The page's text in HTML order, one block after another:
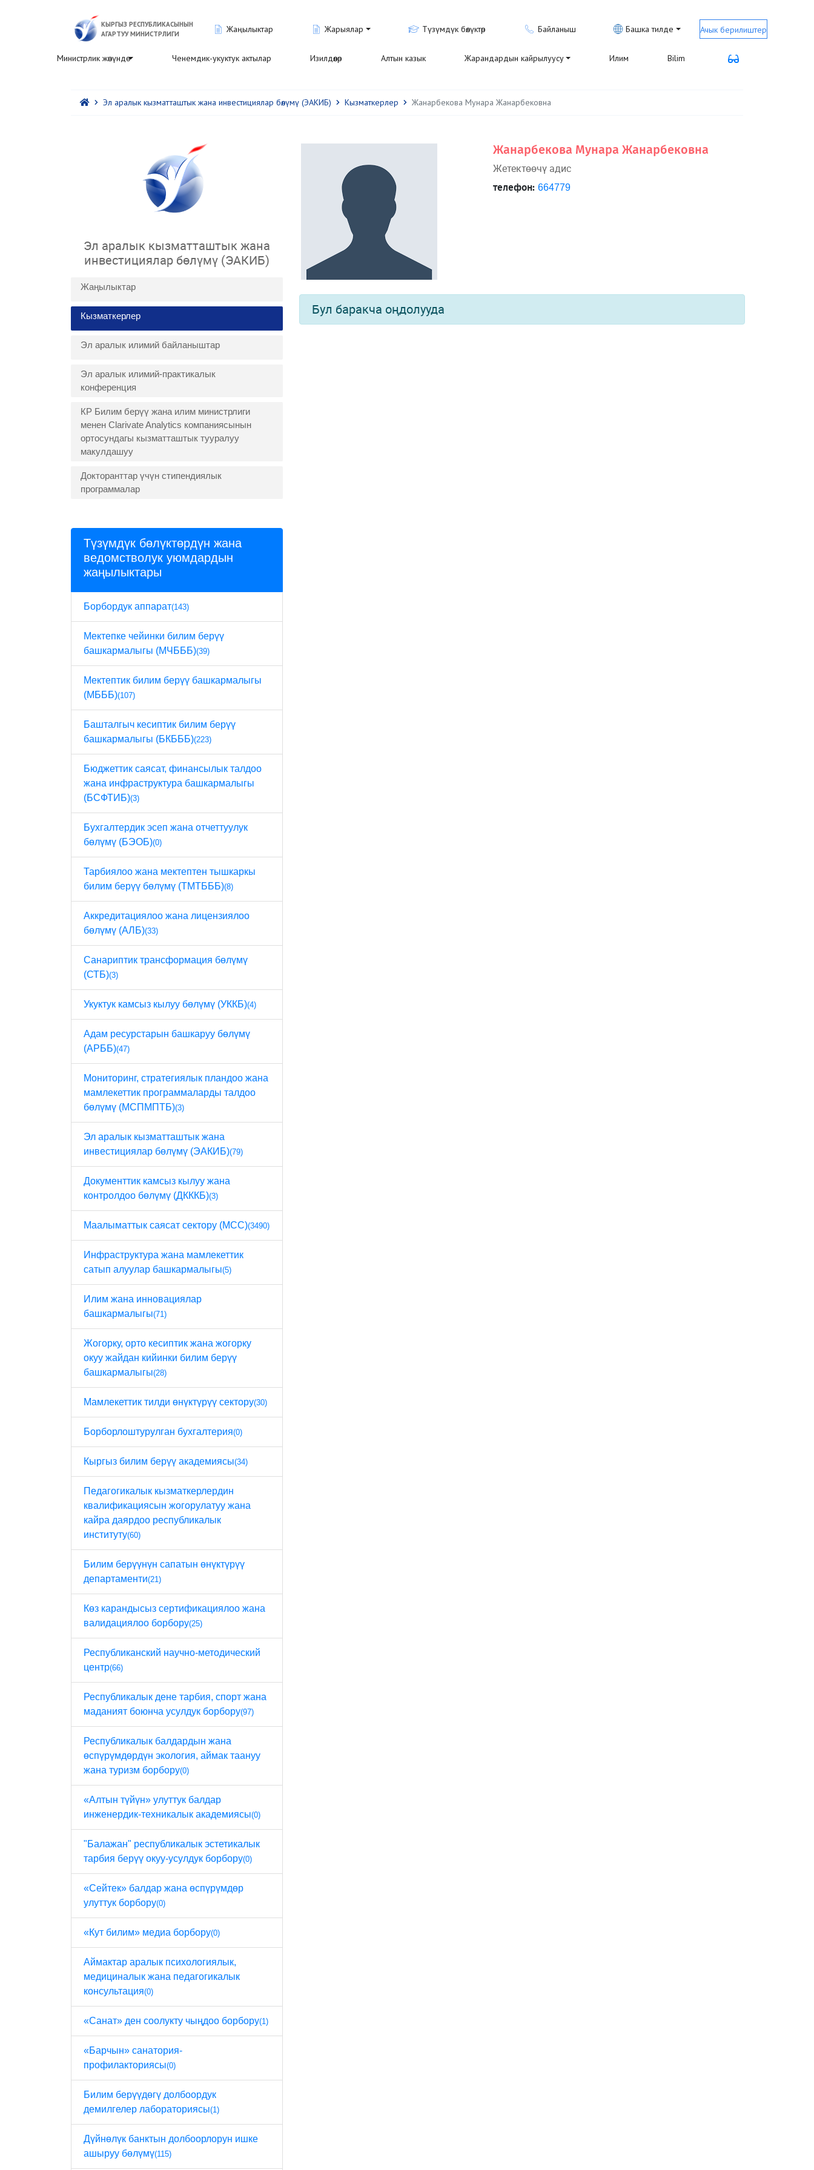
КЫРГЫЗ РЕСПУБЛИКАСЫНЫН
АГАРТУУ МИНИСТРЛИГИ
Жаңылыктар Жарыялар Түзүмдүк бөлүктөр Байланыш Башка тилде Ачык берилиштер
Министрлик жөнүндө Ченемдик-укуктук актылар Изилдөөлөр Алтын казык Жарандардын кайрылуусу Илим Bilim
Эл аралык кызматташтык жана инвестициялар бөлүмү (ЭАКИБ) Кызматкерлер Жанарбекова Мунара Жанарбековна
Эл аралык кызматташтык жана
инвестициялар бөлүмү (ЭАКИБ)
Жаңылыктар
Кызматкерлер
Эл аралык илимий байланыштар
Эл аралык илимий-практикалык
конференция
КР Билим берүү жана илим министрлиги
менен Clarivate Analytics компаниясынын
ортосундагы кызматташтык тууралуу
макулдашуу
Докторанттар үчүн стипендиялык
программалар
Түзүмдүк бөлүктөрдүн жана
ведомстволук уюмдардын
жаңылыктары
Борбордук аппарат(143)
Мектепке чейинки билим берүү
башкармалыгы (МЧБББ)(39)
Мектептик билим берүү башкармалыгы
(МБББ)(107)
Башталгыч кесиптик билим берүү
башкармалыгы (БКБББ)(223)
Бюджеттик саясат, финансылык талдоо
жана инфраструктура башкармалыгы
(БСФТИБ)(3)
Бухгалтердик эсеп жана отчеттуулук
бөлүмү (БЭОБ)(0)
Тарбиялоо жана мектептен тышкаркы
билим берүү бөлүмү (ТМТБББ)(8)
Аккредитациялоо жана лицензиялоо
бөлүмү (АЛБ)(33)
Санариптик трансформация бөлүмү
(СТБ)(3)
Укуктук камсыз кылуу бөлүмү (УККБ)(4)
Адам ресурстарын башкаруу бөлүмү
(АРББ)(47)
Мониторинг, стратегиялык пландоо жана
мамлекеттик программаларды талдоо
бөлүмү (МСПМПТБ)(3)
Эл аралык кызматташтык жана
инвестициялар бөлүмү (ЭАКИБ)(79)
Документтик камсыз кылуу жана
контролдоо бөлүмү (ДКККБ)(3)
Маалыматтык саясат сектору (МСС)(3490)
Инфраструктура жана мамлекеттик
сатып алуулар башкармалыгы(5)
Илим жана инновациялар
башкармалыгы(71)
Жогорку, орто кесиптик жана жогорку
окуу жайдан кийинки билим берүү
башкармалыгы(28)
Мамлекеттик тилди өнүктүрүү сектору(30)
Борборлоштурулган бухгалтерия(0)
Кыргыз билим берүү академиясы(34)
Педагогикалык кызматкерлердин
квалификациясын жогорулатуу жана
кайра даярдоо республикалык
институту(60)
Билим берүүнүн сапатын өнүктүрүү
департаменти(21)
Көз карандысыз сертификациялоо жана
валидациялоо борбору(25)
Республиканский научно-методический
центр(66)
Республикалык дене тарбия, спорт жана
маданият боюнча усулдук борбору(97)
Республикалык балдардын жана
өспүрүмдөрдүн экология, аймак таануу
жана туризм борбору(0)
«Алтын түйүн» улуттук балдар
инженердик-техникалык академиясы(0)
"Балажан" республикалык эстетикалык
тарбия берүү окуу-усулдук борбору(0)
«Сейтек» балдар жана өспүрүмдөр
улуттук борбору(0)
«Кут билим» медиа борбору(0)
Аймактар ​​аралык психологиялык,
медициналык жана педагогикалык
консультация(0)
«Санат» ден соолукту чыңдоо борбору(1)
«Барчын» санатория-
профилакториясы(0)
Билим берүүдөгү долбоордук
демилгелер лабораториясы(1)
Дүйнөлүк банктын долбоорлорун ишке
ашыруу бөлүмү(115)
Жанарбекова Мунара Жанарбековна
Жетектөөчү адис
телефон: 664779
Бул баракча оңдолууда